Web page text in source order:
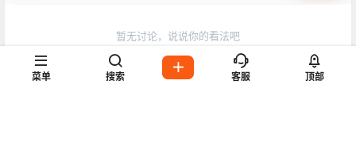
暂无讨论，说说你的看法吧
菜单 搜索 客服 顶部